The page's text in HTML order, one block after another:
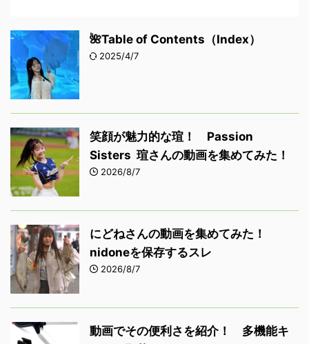
🌺Table of Contents（Index）
2025/4/7
笑顔が魅力的な瑄！ Passion
Sisters 瑄さんの動画を集めてみた！
2026/8/7
にどねさんの動画を集めてみた！
nidoneを保存するスレ
2026/8/7
動画でその便利さを紹介！ 多機能キ